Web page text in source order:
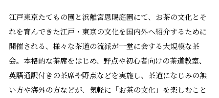
江戸東京たてもの園と浜離宮恩賜庭園にて、お茶の文化とそ
れを育んできた江戸・東京の文化を国内外へ紹介するために
開催される、様々な茶道の流派が一堂に会する大規模な茶
会。本格的な茶席をはじめ、野点や初心者向けの茶道教室、
英語通訳付きの茶席や野点などを実施し、茶道になじみの無
い方や海外の方などが、気軽に「お茶の文化」を楽しむこと